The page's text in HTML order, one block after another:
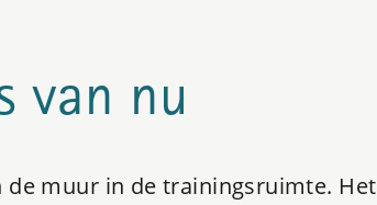
van nu
de muur in de trainingsruimte. Het